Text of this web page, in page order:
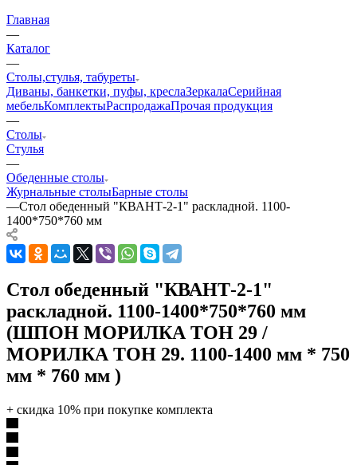
Главная
—
Каталог
—
Столы,стулья, табуреты
Диваны, банкетки, пуфы, креслаЗеркалаСерийная
мебельКомплектыРаспродажаПрочая продукция
—
Столы
Стулья
—
Обеденные столы
Журнальные столыБарные столы
—Стол обеденный "КВАНТ-2-1" раскладной. 1100-
1400*750*760 мм
Стол обеденный "КВАНТ-2-1"
раскладной. 1100-1400*750*760 мм
(ШПОН МОРИЛКА ТОН 29 /
МОРИЛКА ТОН 29. 1100-1400 мм * 750
мм * 760 мм )
+ скидка 10% при покупке комплекта